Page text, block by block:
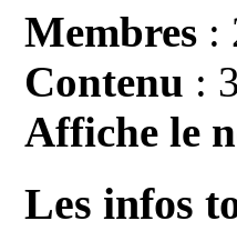
Membres :
Contenu :
Affiche le
Les infos